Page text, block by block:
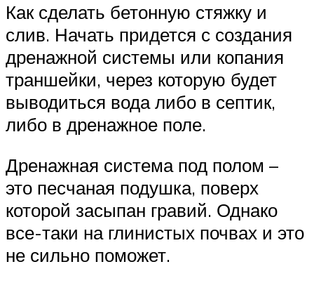
Как сделать бетонную стяжку и
слив. Начать придется с создания
дренажной системы или копания
траншейки, через которую будет
выводиться вода либо в септик,
либо в дренажное поле.
Дренажная система под полом –
это песчаная подушка, поверх
которой засыпан гравий. Однако
все-таки на глинистых почвах и это
не сильно поможет.